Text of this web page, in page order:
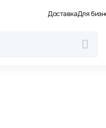
ДоставкаДля